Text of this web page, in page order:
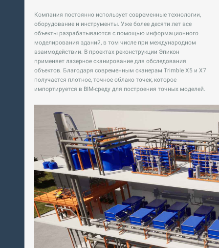
Компания постоянно использует современные технологии,
оборудование и инструменты. Уже более десяти лет все
объекты разрабатываются с помощью информационного
моделирования зданий, в том числе при международном
взаимодействии. В проектах реконструкции Эпикон
применяет лазерное сканирование для обследования
объектов. Благодаря современным сканерам Trimble X5 и X7
получается плотное, точное облако точек, которое
импортируется в BIM-среду для построения точных моделей.